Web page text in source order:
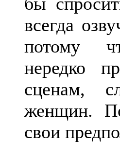
всегда
потому
нередко
сценам,
женщин.
свои